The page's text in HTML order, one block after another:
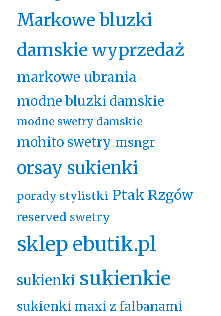
Markowe bluzki
damskie wyprzedaż
markowe ubrania
modne bluzki damskie
modne swetry damskie
mohito swetry msngr
orsay sukienki
porady stylistki Ptak Rzgów
reserved swetry
sklep ebutik.pl
sukienki sukienkie
sukienki maxi z falbanami